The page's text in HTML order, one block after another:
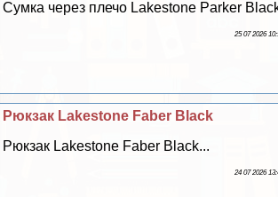
Сумка через плечо Lakestone Parker
25 07 2026
Рюкзак Lakestone Faber Black
Рюкзак Lakestone Faber Black...
24 07 2026